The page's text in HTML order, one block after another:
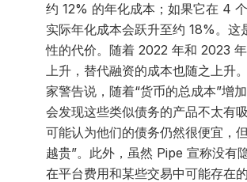
约 12% 的年化成本；如果它在 4
实际年化成本会跃升至约 18%。这
性的代价。随着 2022 年和 2023
上升，替代融资的成本也随之上升
家警告说，随着“货币的总成本”增
会发现这些类似债务的产品不太有
可能认为他们的债务仍然很便宜，
越贵”。此外，虽然 Pipe 宣称没有
在平台费用和某些交易中可能存在